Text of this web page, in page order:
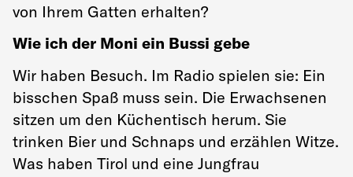
von Ihrem Gatten erhalten?
Wie ich der Moni ein Bussi gebe
Wir haben Besuch. Im Radio spielen sie: Ein
bisschen Spaß muss sein. Die Erwachsenen
sitzen um den Küchentisch herum. Sie
trinken Bier und Schnaps und erzählen Witze.
Was haben Tirol und eine Jungfrau